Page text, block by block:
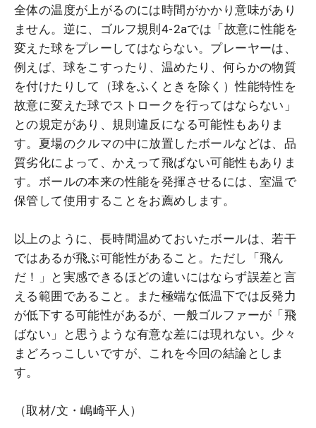
全体の温度が上がるのには時間がかかり意味があり
ません。逆に、ゴルフ規則4-2aでは「故意に性能を
変えた球をプレーしてはならない。プレーヤーは、
例えば、球をこすったり、温めたり、何らかの物質
を付けたりして（球をふくときを除く）性能特性を
故意に変えた球でストロークを行ってはならない」
との規定があり、規則違反になる可能性もありま
す。夏場のクルマの中に放置したボールなどは、品
質劣化によって、かえって飛ばない可能性もありま
す。ボールの本来の性能を発揮させるには、室温で
保管して使用することをお薦めします。
以上のように、長時間温めておいたボールは、若干
ではあるが飛ぶ可能性があること。ただし「飛ん
だ！」と実感できるほどの違いにはならず誤差と言
える範囲であること。また極端な低温下では反発力
が低下する可能性があるが、一般ゴルファーが「飛
ばない」と思うような有意な差には現れない。少々
まどろっこしいですが、これを今回の結論としま
す。
（取材/文・嶋崎平人）